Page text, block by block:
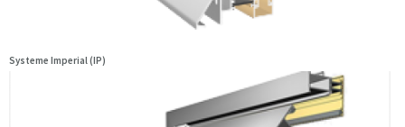
Systeme Imperial (IP)